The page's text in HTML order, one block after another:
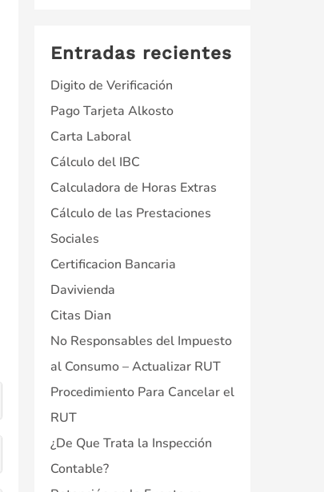
Entradas recientes
Digito de Verificación
Pago Tarjeta Alkosto
Carta Laboral
Cálculo del IBC
Calculadora de Horas Extras
Cálculo de las Prestaciones
Sociales
Certificacion Bancaria
Davivienda
Citas Dian
No Responsables del Impuesto
al Consumo – Actualizar RUT
Procedimiento Para Cancelar el
RUT
¿De Que Trata la Inspección
Contable?